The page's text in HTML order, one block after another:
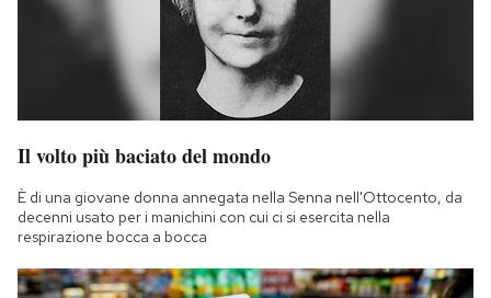
Il volto più baciato del mondo
È di una giovane donna annegata nella Senna nell'Ottocento, da
decenni usato per i manichini con cui ci si esercita nella
respirazione bocca a bocca